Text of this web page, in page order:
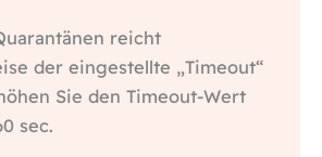
reicht
der eingestellte „Timeout“
Sie den Timeout-Wert
sec.